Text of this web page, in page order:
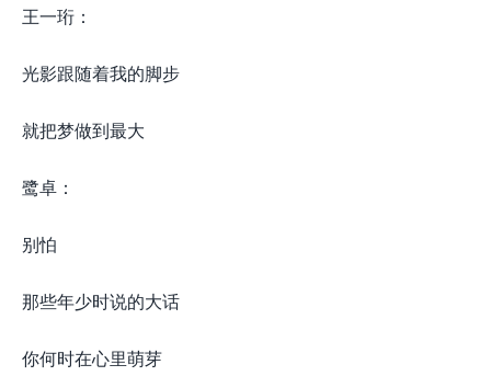
王一珩：
光影跟随着我的脚步
就把梦做到最大
鹭卓：
别怕
那些年少时说的大话
你何时在心里萌芽